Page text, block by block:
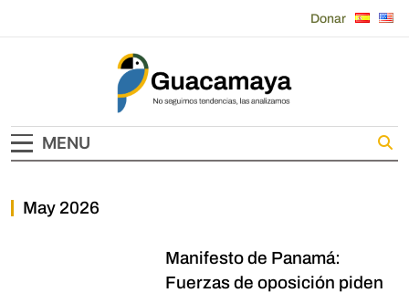
Donar
Guacamaya
MENU
May 2026
Manifesto de Panamá:
Fuerzas de oposición piden